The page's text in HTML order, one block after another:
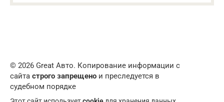
© 2026 Great Авто. Копирование информации с
сайта строго запрещено и преследуется в
судебном порядке